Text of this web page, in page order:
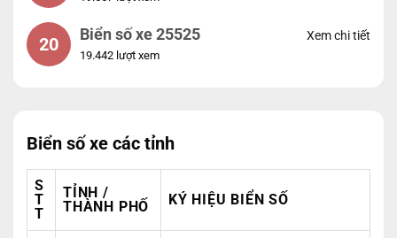
20 Biển số xe 25525
19.442 lượt xem
Xem chi tiết
Biển số xe các tỉnh
S
T
T
TỈNH /
THÀNH PHỐ
KÝ HIỆU BIỂN SỐ